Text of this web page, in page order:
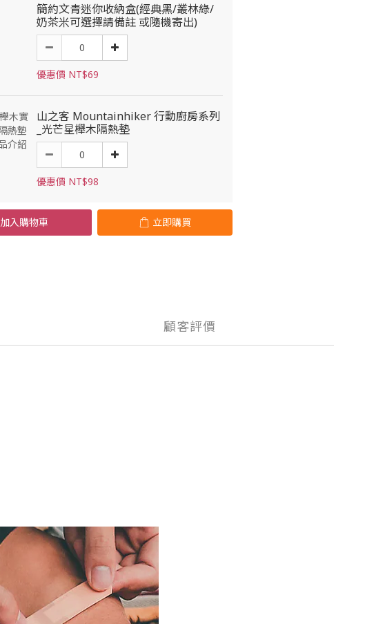
簡約文青迷你收納盒(經典黑/叢林綠/
奶茶米可選擇請備註 或隨機寄出)
優惠價 NT$69
山之客 Mountainhiker 行動廚房系列
_光芒星櫸木隔熱墊
優惠價 NT$98
加入購物車 立即購買
顧客評價